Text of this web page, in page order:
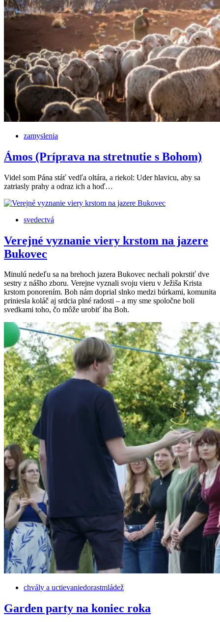
zamyslenia
Ámos (Príprava na stretnutie s Bohom)
Videl som Pána stáť vedľa oltára, a riekol: Uder hlavicu, aby sa
zatriasly prahy a odraz ich a hoď…
svedectvá
Verejné vyznanie viery krstom na jazere
Bukovec
Minulú nedeľu sa na brehoch jazera Bukovec nechali pokrstiť dve
sestry z nášho zboru. Verejne vyznali svoju vieru v Ježiša Krista
krstom ponorením. Boh nám doprial slnko medzi búrkami, komunita
priniesla koláč aj srdcia plné radosti – a my sme spoločne boli
svedkami toho, čo môže urobiť iba Boh.
chvály a uctievaniedorastmládež
Garden party na koniec roka